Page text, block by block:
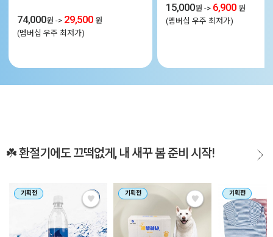
74,000원 -> 29,500 원
(멤버십 우주 최저가)
15,000원 -> 6,900 원
(멤버십 우주 최저가)
☘️ 환절기에도 끄떡없게, 내 새꾸 봄 준비 시작!
기획전 기획전 기획전